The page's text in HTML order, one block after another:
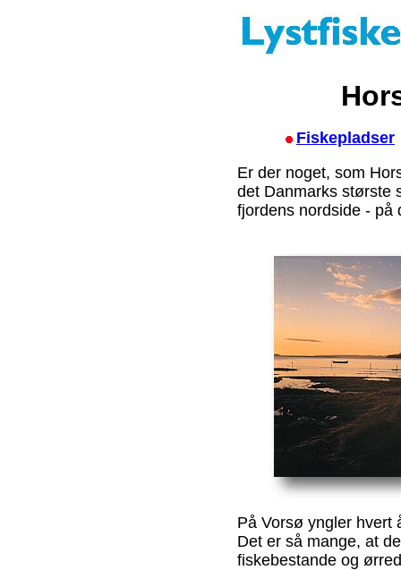
Fiskepladser
Er der noget, som
det Danmarks største
fjordens nordside - på
På Vorsø yngler hvert
Det er så mange, at
fiskebestande og